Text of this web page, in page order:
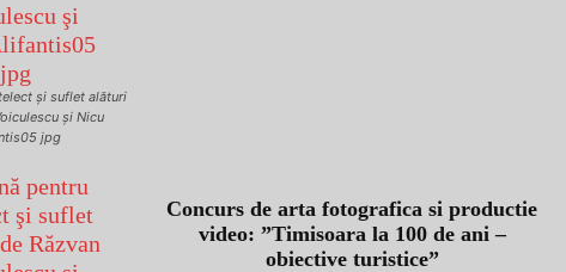
şi suflet alături
şi Nicu
jpg
Concurs de arta fotografica si productie
video: ”Timisoara la 100 de ani –
obiective turistice”